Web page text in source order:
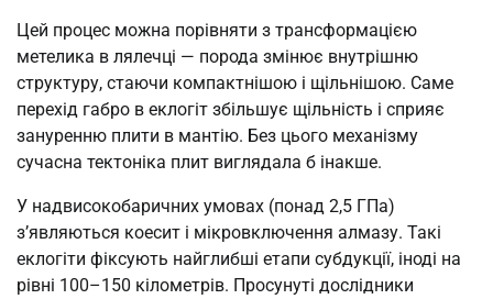
Цей процес можна порівняти з трансформацією
метелика в лялечці — порода змінює внутрішню
структуру, стаючи компактнішою і щільнішою. Саме
перехід габро в еклогіт збільшує щільність і сприяє
зануренню плити в мантію. Без цього механізму
сучасна тектоніка плит виглядала б інакше.
У надвисокобаричних умовах (понад 2,5 ГПа)
з’являються коесит і мікровключення алмазу. Такі
еклогіти фіксують найглибші етапи субдукції, іноді на
рівні 100–150 кілометрів. Просунуті дослідники